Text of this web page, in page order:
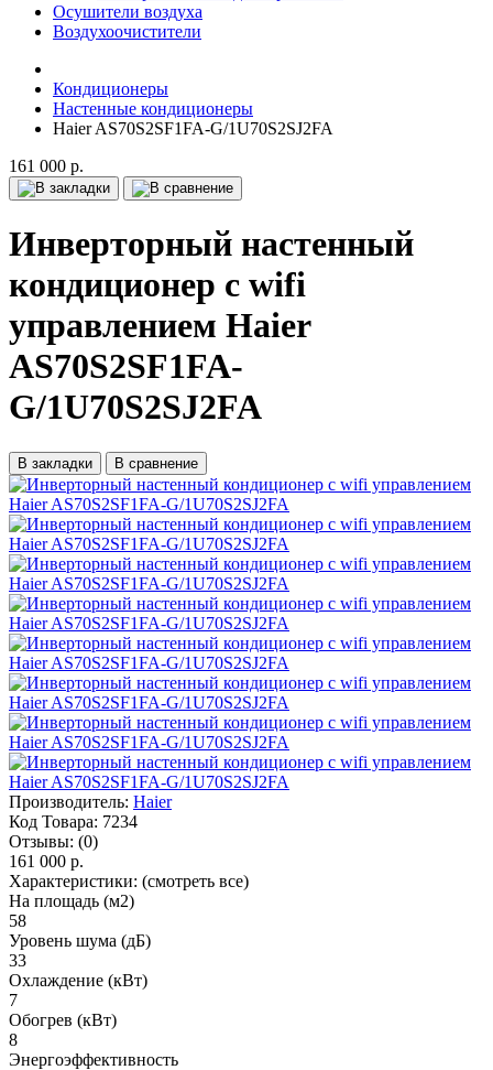
Осушители воздуха
Воздухоочистители
Кондиционеры
Настенные кондиционеры
Haier AS70S2SF1FA-G/1U70S2SJ2FA
161 000 р.
Инверторный настенный
кондиционер с wifi
управлением Haier
AS70S2SF1FA-
G/1U70S2SJ2FA
В закладки В сравнение
Производитель: Haier
Код Товара: 7234
Отзывы: (0)
161 000 р.
Характеристики: (смотреть все)
На площадь (м2)
58
Уровень шума (дБ)
33
Охлаждение (кВт)
7
Обогрев (кВт)
8
Энергоэффективность